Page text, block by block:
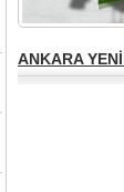
ANKARA